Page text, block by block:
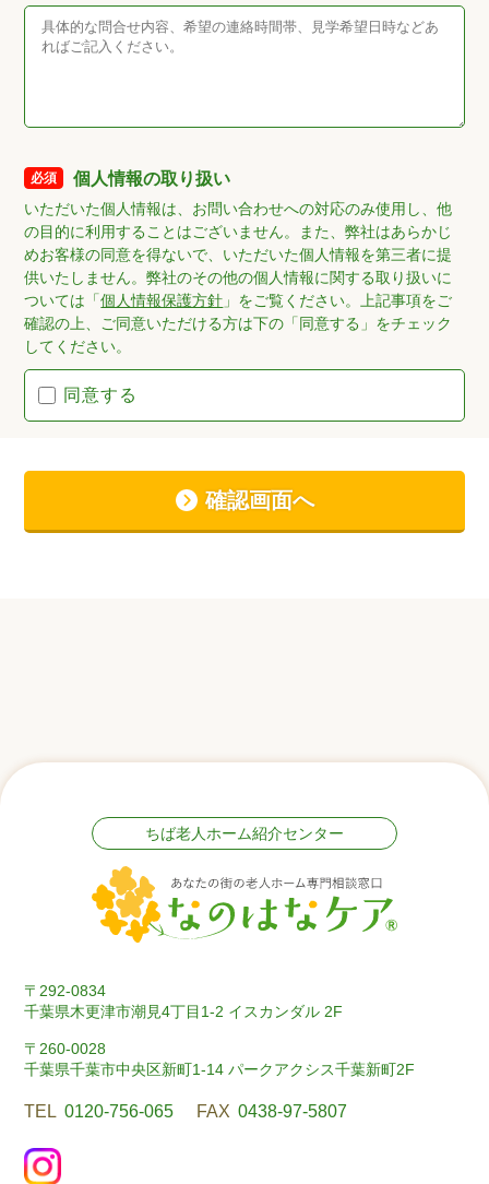
必須 個人情報の取り扱い
いただいた個人情報は、お問い合わせへの対応のみ使用し、他
の目的に利用することはございません。また、弊社はあらかじ
めお客様の同意を得ないで、いただいた個人情報を第三者に提
供いたしません。弊社のその他の個人情報に関する取り扱いに
ついては「個人情報保護方針 」をご覧ください。上記事項をご
確認の上、ご同意いただける方は下の「同意する」をチェック
してください。
同意する
確認画面へ
ちば老人ホーム紹介センター
〒292-0834
千葉県木更津市潮見4丁目1-2 イスカンダル 2F
〒260-0028
千葉県千葉市中央区新町1-14 パークアクシス千葉新町2F
TEL 0120-756-065 FAX 0438-97-5807